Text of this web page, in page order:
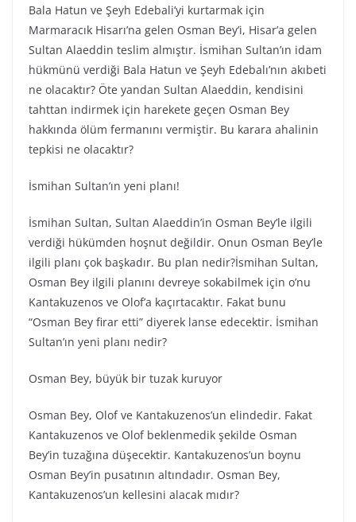
Bala Hatun ve Şeyh Edebali’yi kurtarmak için
Marmaracık Hisarı’na gelen Osman Bey’i, Hisar’a gelen
Sultan Alaeddin teslim almıştır. İsmihan Sultan’ın idam
hükmünü verdiği Bala Hatun ve Şeyh Edebalı’nın akıbeti
ne olacaktır? Öte yandan Sultan Alaeddin, kendisini
tahttan indirmek için harekete geçen Osman Bey
hakkında ölüm fermanını vermiştir. Bu karara ahalinin
tepkisi ne olacaktır?
İsmihan Sultan’ın yeni planı!
İsmihan Sultan, Sultan Alaeddin’in Osman Bey’le ilgili
verdiği hükümden hoşnut değildir. Onun Osman Bey’le
ilgili planı çok başkadır. Bu plan nedir?İsmihan Sultan,
Osman Bey ilgili planını devreye sokabilmek için o’nu
Kantakuzenos ve Olof’a kaçırtacaktır. Fakat bunu
“Osman Bey firar etti” diyerek lanse edecektir. İsmihan
Sultan’ın yeni planı nedir?
Osman Bey, büyük bir tuzak kuruyor
Osman Bey, Olof ve Kantakuzenos’un elindedir. Fakat
Kantakuzenos ve Olof beklenmedik şekilde Osman
Bey’in tuzağına düşecektir. Kantakuzenos’un boynu
Osman Bey’in pusatının altındadır. Osman Bey,
Kantakuzenos’un kellesini alacak mıdır?